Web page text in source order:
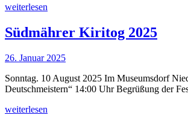
weiterlesen
Südmährer Kiritog 2025
26. Januar 2025
Sonntag. 10 August 2025 Im Museumsdorf
Deutschmeistern“ 14:00 Uhr Begrüßung der
weiterlesen